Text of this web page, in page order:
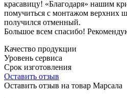
красавицу! «Благодаря» нашим
помучиться с монтажом верхних
получился отменный.
Большое всем спасибо!
Качество продукции
Уровень сервиса
Срок изготовления
Оставить отзыв
Оставить отзыв на товар Марсала